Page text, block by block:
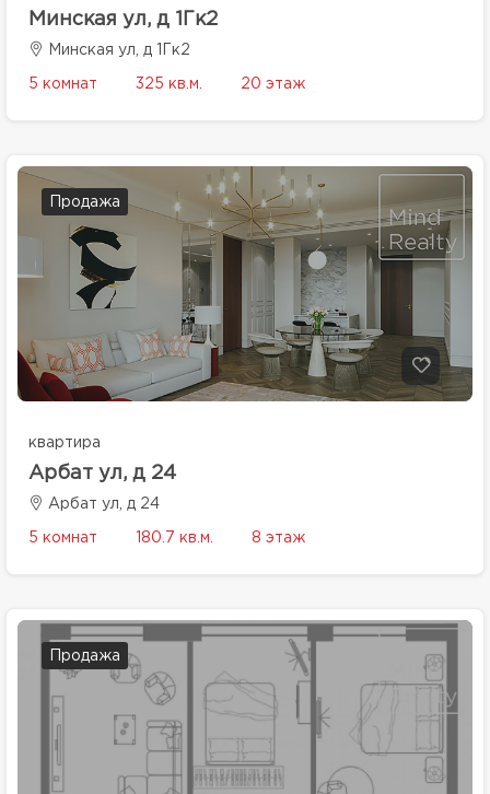
Минская ул, д 1Гк2
Минская ул, д 1Гк2
5 комнат 325 кв.м. 20 этаж
Продажа
квартира
Арбат ул, д 24
Арбат ул, д 24
5 комнат 180.7 кв.м. 8 этаж
Продажа